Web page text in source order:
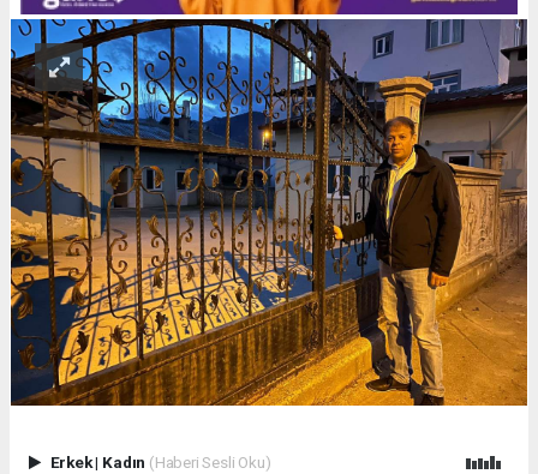
Erkek| Kadın (Haberi Sesli Oku)